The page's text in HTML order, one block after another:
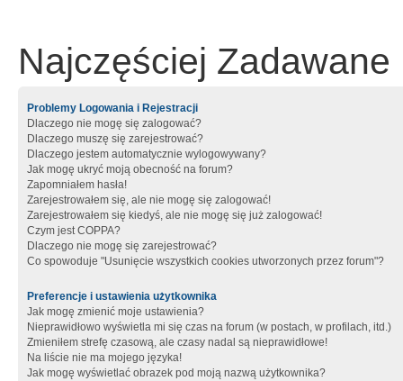
Najczęściej Zadawane
Problemy Logowania i Rejestracji
Dlaczego nie mogę się zalogować?
Dlaczego muszę się zarejestrować?
Dlaczego jestem automatycznie wylogowywany?
Jak mogę ukryć moją obecność na forum?
Zapomniałem hasła!
Zarejestrowałem się, ale nie mogę się zalogować!
Zarejestrowałem się kiedyś, ale nie mogę się już zalogować!
Czym jest COPPA?
Dlaczego nie mogę się zarejestrować?
Co spowoduje "Usunięcie wszystkich cookies utworzonych przez forum"?
Preferencje i ustawienia użytkownika
Jak mogę zmienić moje ustawienia?
Nieprawidłowo wyświetla mi się czas na forum (w postach, w profilach, itd.)
Zmieniłem strefę czasową, ale czasy nadal są nieprawidłowe!
Na liście nie ma mojego języka!
Jak mogę wyświetlać obrazek pod moją nazwą użytkownika?